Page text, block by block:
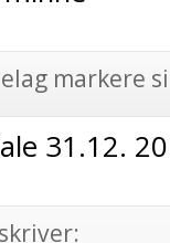
markere
31.12.